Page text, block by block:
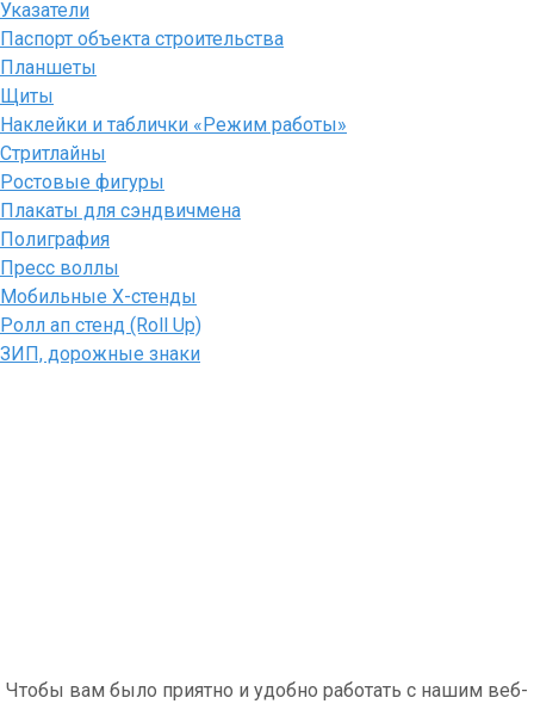
Указатели
Паспорт объекта строительства
Планшеты
Щиты
Наклейки и таблички «Режим работы»
Стритлайны
Ростовые фигуры
Плакаты для сэндвичмена
Полиграфия
Пресс воллы
Мобильные Х-стенды
Ролл ап стенд (Roll Up)
ЗИП, дорожные знаки
Чтобы вам было приятно и удобно работать с нашим веб-